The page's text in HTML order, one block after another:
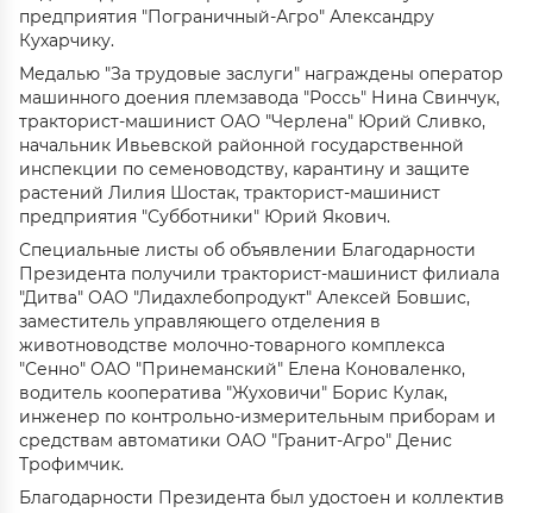
предприятия "Пограничный-Агро" Александру
Кухарчику.
Медалью "За трудовые заслуги" награждены оператор
машинного доения племзавода "Россь" Нина Свинчук,
тракторист-машинист ОАО "Черлена" Юрий Сливко,
начальник Ивьевской районной государственной
инспекции по семеноводству, карантину и защите
растений Лилия Шостак, тракторист-машинист
предприятия "Субботники" Юрий Якович.
Специальные листы об объявлении Благодарности
Президента получили тракторист-машинист филиала
"Дитва" ОАО "Лидахлебопродукт" Алексей Бовшис,
заместитель управляющего отделения в
животноводстве молочно-товарного комплекса
"Сенно" ОАО "Принеманский" Елена Коноваленко,
водитель кооператива "Жуховичи" Борис Кулак,
инженер по контрольно-измерительным приборам и
средствам автоматики ОАО "Гранит-Агро" Денис
Трофимчик.
Благодарности Президента был удостоен и коллектив